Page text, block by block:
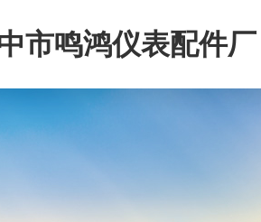
市鸣鸿仪表配件厂